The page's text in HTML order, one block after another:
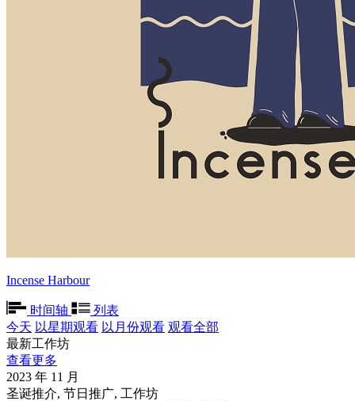
Incense Harbour
时间轴
列表
今天 以星期观看 以月份观看 观看全部
最新工作坊
查看更多
2023 年 11 月
圣诞推介, 节日推广, 工作坊